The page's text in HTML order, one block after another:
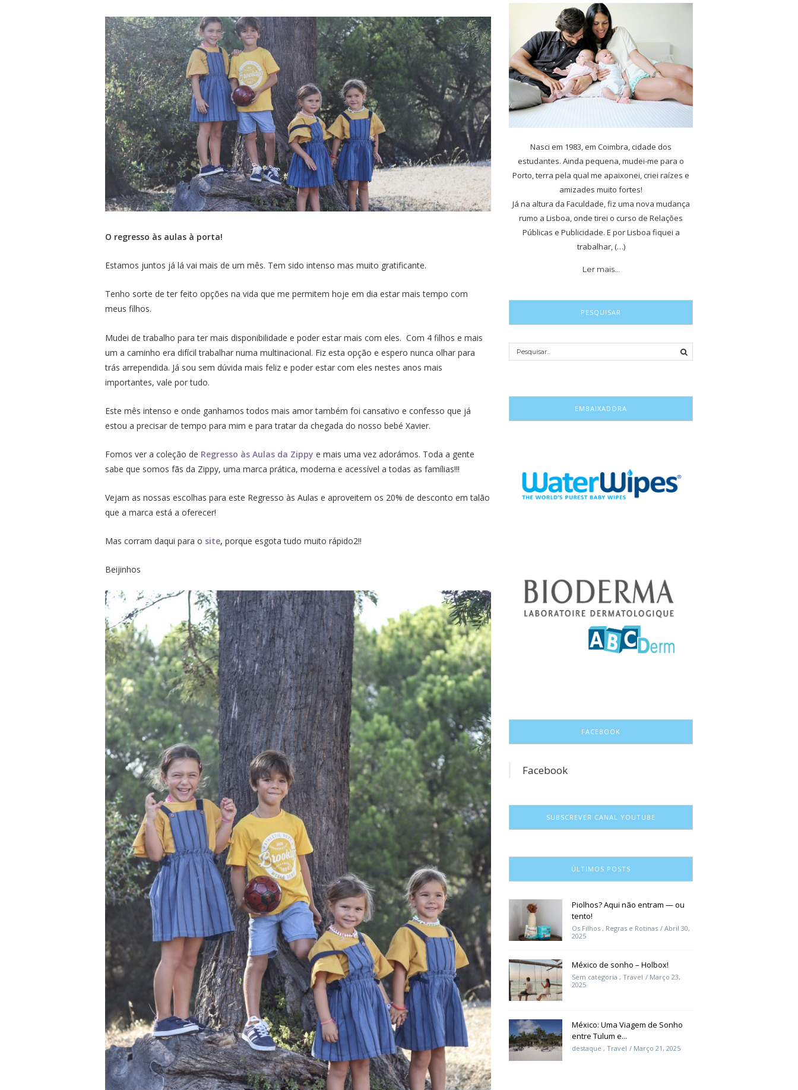
O regresso às aulas à porta!
Estamos juntos já lá vai mais de um mês. Tem sido intenso mas muito gratificante.
Tenho sorte de ter feito opções na vida que me permitem hoje em dia estar mais tempo com
meus filhos.
Mudei de trabalho para ter mais disponibilidade e poder estar mais com eles. Com 4 filhos e mais
um a caminho era difícil trabalhar numa multinacional. Fiz esta opção e espero nunca olhar para
trás arrependida. Já sou sem dúvida mais feliz e poder estar com eles nestes anos mais
importantes, vale por tudo.
Este mês intenso e onde ganhamos todos mais amor também foi cansativo e confesso que já
estou a precisar de tempo para mim e para tratar da chegada do nosso bebé Xavier.
Fomos ver a coleção de Regresso às Aulas da Zippy e mais uma vez adorámos. Toda a gente
sabe que somos fãs da Zippy, uma marca prática, moderna e acessível a todas as famílias!!!
Vejam as nossas escolhas para este Regresso às Aulas e aproveitem os 20% de desconto em talão
que a marca está a oferecer!
Mas corram daqui para o site, porque esgota tudo muito rápido2!!
Beijinhos
Nasci em 1983, em Coimbra, cidade dos
estudantes. Ainda pequena, mudei-me para o
Porto, terra pela qual me apaixonei, criei raízes e
amizades muito fortes!
Já na altura da Faculdade, fiz uma nova mudança
rumo a Lisboa, onde tirei o curso de Relações
Públicas e Publicidade. E por Lisboa fiquei a
trabalhar, (…)
Ler mais…
PESQUISAR
EMBAIXADORA
FACEBOOK
Facebook
SUBSCREVER CANAL YOUTUBE
ÚLTIMOS POSTS
Piolhos? Aqui não entram — ou
tento!
Os Filhos , Regras e Rotinas
Abril 30,
2025
México de sonho – Holbox!
Sem categoria , Travel
Março 23,
2025
México: Uma Viagem de Sonho
entre Tulum e...
destaque , Travel Março 21, 2025